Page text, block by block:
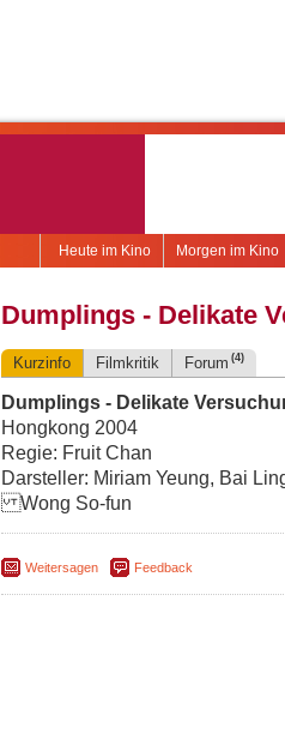
Morgen im Kino
Heute im Kino
Dumplings - Delikate
Kurzinfo Filmkritik Forum (4)
Dumplings - Delikate
Hongkong 2004
Regie: Fruit Chan
Darsteller: Miriam Yeung, Bai
Wong So-fun
Weitersagen Feedback